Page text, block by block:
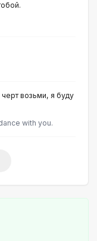
возьми, я буду
with you.